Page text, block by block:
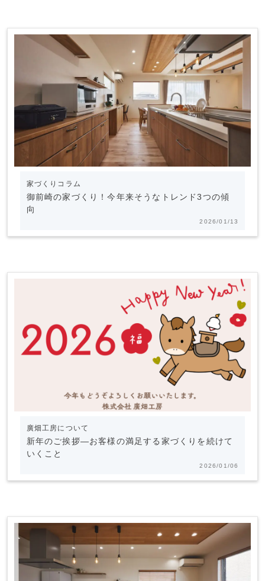
御前崎の家づくり！今年来そうなトレンド3つの傾
向
家づくりコラム
2026/01/13
新年のご挨拶―お客様の満足する家づくりを続けて
いくこと
廣畑工房について
2026/01/06